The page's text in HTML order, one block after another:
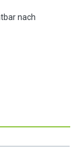
nach